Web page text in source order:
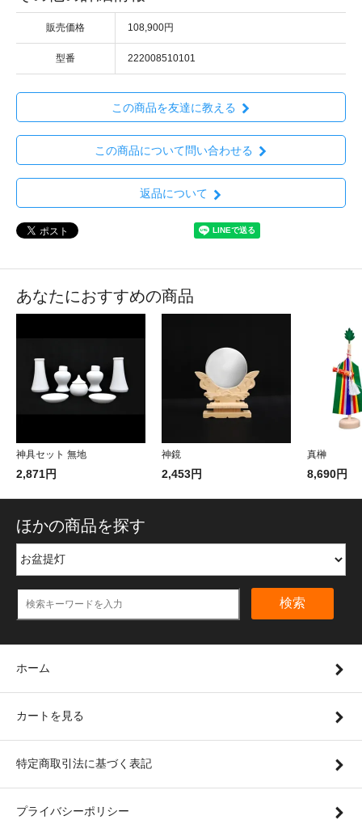
販売価格 108,900円
型番 222008510101
この商品を友達に教える
この商品について問い合わせる
返品について
あなたにおすすめの商品
神具セット 無地
2,871円
神鏡
2,453円
真榊
8,690円
ほかの商品を探す
検索
ホーム
カートを見る
特定商取引法に基づく表記
プライバシーポリシー